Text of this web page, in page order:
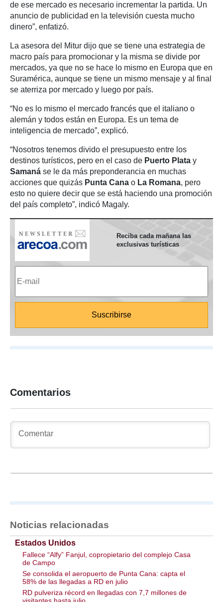
de ese mercado es necesario incrementar la partida. Un
anuncio de publicidad en la televisión cuesta mucho
dinero”, enfatizó.
La asesora del Mitur dijo que se tiene una estrategia de
macro país para promocionar y la misma se divide por
mercados, ya que no se hace lo mismo en Europa que en
Suramérica, aunque se tiene un mismo mensaje y al final
se aterriza por mercado y luego por país.
“No es lo mismo el mercado francés que el italiano o
alemán y todos están en Europa. Es un tema de
inteligencia de mercado”, explicó.
“Nosotros tenemos divido el presupuesto entre los
destinos turísticos, pero en el caso de Puerto Plata y
Samaná se le da más preponderancia en muchas
acciones que quizás Punta Cana o La Romana, pero
esto no quiere decir que se está haciendo una promoción
del país completo”, indicó Magaly.
Reciba cada mañana las
exclusivas turísticas
Comentarios
Noticias relacionadas
Estados Unidos
Fallece “Alfy” Fanjul, copropietario del complejo Casa
de Campo
Se consolida el aeropuerto de Punta Cana: capta el
58% de las llegadas a RD en julio
RD pulveriza récord en llegadas con 7,7 millones de